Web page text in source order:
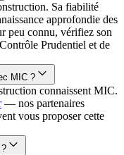
Sa fiabilité
approfondie des
peu connu, vérifiez son
Prudentiel et de
MIC ?
connaissent MIC.
— nos partenaires
vous proposer cette